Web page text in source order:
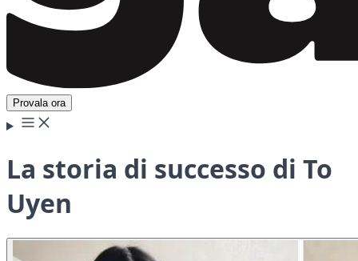
Provala ora
La storia di successo di To
Uyen